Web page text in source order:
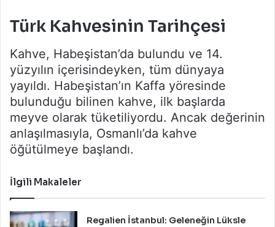
Türk Kahvesinin Tarihçesi
Kahve, Habeşistan’da bulundu ve 14.
yüzyılın içerisindeyken, tüm dünyaya
yayıldı. Habeşistan’ın Kaffa yöresinde
bulunduğu bilinen kahve, ilk başlarda
meyve olarak tüketiliyordu. Ancak değerinin
anlaşılmasıyla, Osmanlı’da kahve
öğütülmeye başlandı.
İlgili Makaleler
Regalien İstanbul: Geleneğin Lüksle